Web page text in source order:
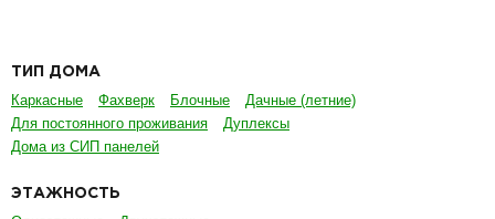
ТИП ДОМА
Каркасные Фахверк Блочные
Дачные (летние)
Для постоянного проживания
Дуплексы
Дома из СИП панелей
ЭТАЖНОСТЬ